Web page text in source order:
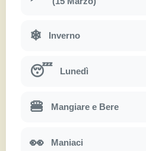
❄ Inverno
😴 Lunedì
🍔 Mangiare e Bere
👀 Maniaci